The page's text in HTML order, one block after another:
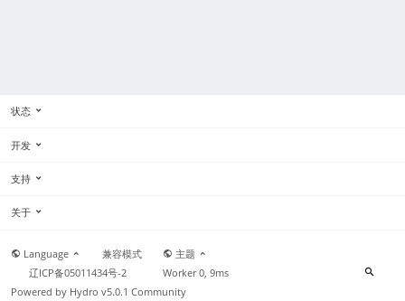
状态
开发
支持
关于
Language 兼容模式
主题
辽ICP备05011434号-2
Worker 0, 9ms
Powered by Hydro v5.0.1 Community